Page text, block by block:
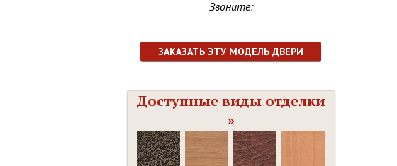
Звоните:
ЗАКАЗАТЬ ЭТУ МОДЕЛЬ ДВЕРИ
Доступные виды отделки
»